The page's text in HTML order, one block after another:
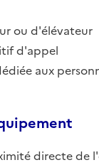
ou d'élévateur
d'appel
aux
directe de